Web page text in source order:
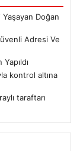
Yaşayan Doğan
Adresi Ve
kontrol altına
taraftarı